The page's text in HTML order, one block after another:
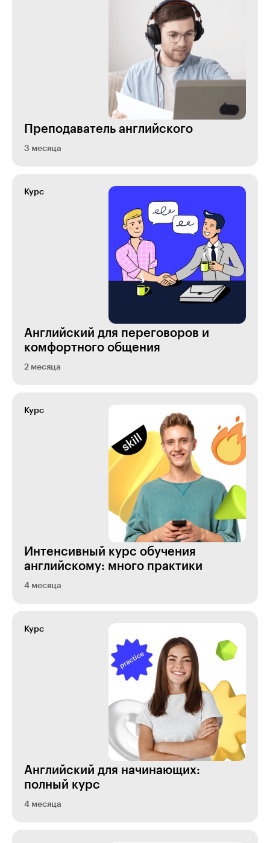
Преподаватель английского
3 месяца
Курс
Английский для переговоров и
комфортного общения
2 месяца
Курс
Интенсивный курс обучения
английскому: много практики
4 месяца
Курс
Английский для начинающих:
полный курс
4 месяца